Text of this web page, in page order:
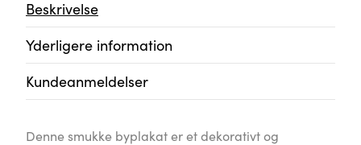
Beskrivelse
Yderligere information
Kundeanmeldelser
Denne smukke byplakat er et dekorativt og